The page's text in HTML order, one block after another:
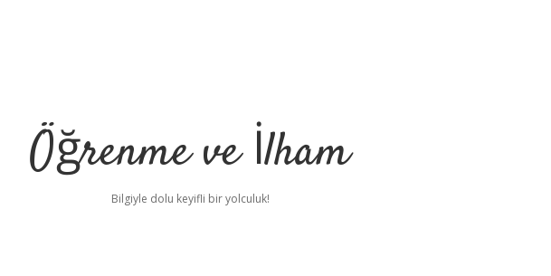
Öğrenme ve İlham
Bilgiyle dolu keyifli bir yolculuk!